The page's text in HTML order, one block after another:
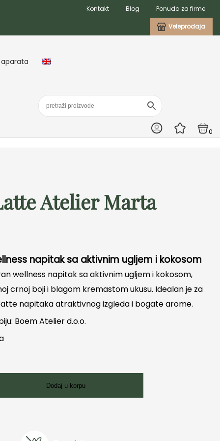
Kontakt Blog Ponuda za firme
Veleprodaja
0
Atelier Marta
napitak sa aktivnim ugljem i kokosom
wellness napitak sa aktivnim ugljem i kokosom,
crnoj boji i blagom kremastom ukusu. Idealan je za
napitaka atraktivnog izgleda i bogate arome.
Boem Atelier d.o.o.
Dodaj u korpu